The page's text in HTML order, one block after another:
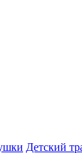
Детский